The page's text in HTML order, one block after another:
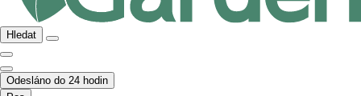
Hledat
Odesláno do 24 hodin